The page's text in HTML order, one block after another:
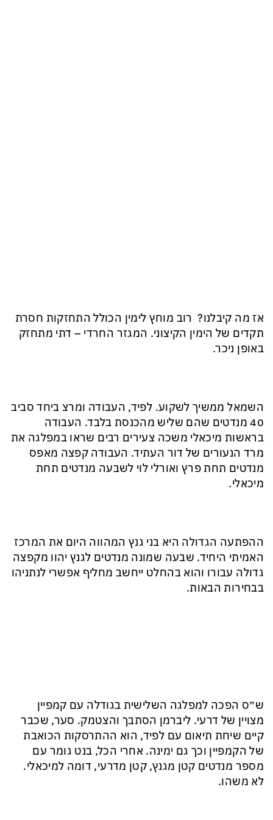
אז מה קיבלנו? רוב מוחץ לימין הכולל התחזקות חסרת
תקדים של הימין הקיצוני. המגזר החרדי – דתי מתחזק
באופן ניכר.
השמאל ממשיך לשקוע. לפיד, העבודה ומרצ ביחד סביב
40 מנדטים שהם שליש מהכנסת בלבד. העבודה
בראשות מיכאלי משכה צעירים רבים שראו במפלגה את
מרד הנעורים של דור העתיד. העבודה קפצה מאפס
מנדטים תחת פרץ ואורלי לוי לשבעה מנדטים תחת
מיכאלי.
ההפתעה הגדולה היא בני גנץ המהווה היום את המרכז
האמיתי היחיד. שבעה שמונה מנדטים לגנץ יהוו מקפצה
גדולה עבורו והוא בהחלט ייחשב מחליף אפשרי לנתניהו
בבחירות הבאות.
ש״ס הפכה למפלגה השלישית בגודלה עם קמפיין
מצויין של דרעי. ליברמן הסתבך והצטמק. סער, שכבר
קיים שיחת תיאום עם לפיד, הוא ההתרסקות הכואבת
של הקמפיין וכך גם ימינה. אחרי הכל, בנט גומר עם
מספר מנדטים קטן מגנץ, קטן מדרעי, דומה למיכאלי.
לא משהו.